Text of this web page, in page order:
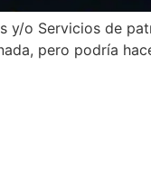
o Servicios de
pero podría